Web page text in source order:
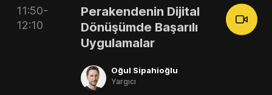
11:50-
12:10
Perakendenin Dijital
Dönüşümde Başarılı
Uygulamalar
Oğul Sipahioğlu
Yargıcı